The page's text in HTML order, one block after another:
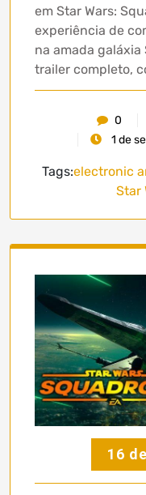
em Star Wars:
experiência de
na amada galáxia
trailer completo,
0
1 de
Tags:electronic
Star
16